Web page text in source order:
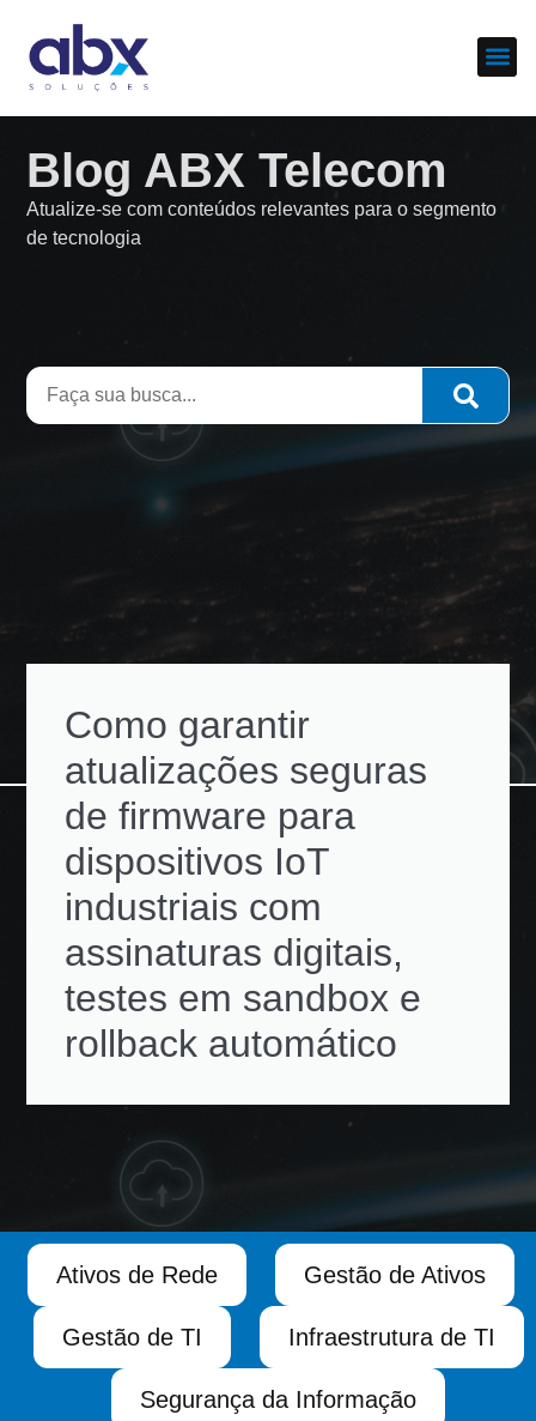
Blog ABX Telecom
Atualize-se com conteúdos relevantes para o segmento
de tecnologia
Como garantir
atualizações seguras
de firmware para
dispositivos IoT
industriais com
assinaturas digitais,
testes em sandbox e
rollback automático
Ativos de Rede Gestão de Ativos
Gestão de TI Infraestrutura de TI
Segurança da Informação